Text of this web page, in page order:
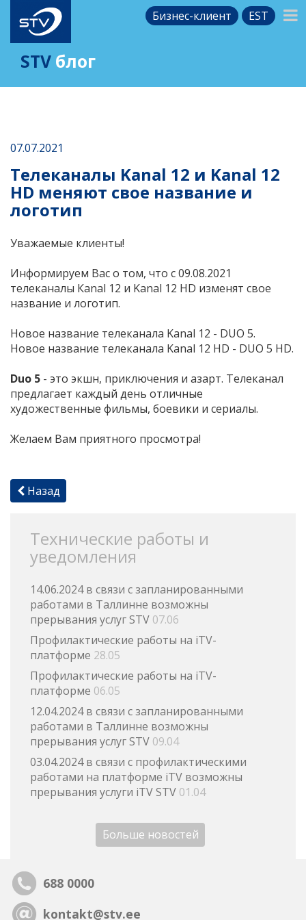
Бизнес-клиент EST
STV блог
07.07.2021
Телеканалы Kanal 12 и Kanal 12
HD меняют свое название и
логотип
Уважаемые клиенты!
Информируем Вас о том, что c 09.08.2021
телеканалы Каnal 12 и Kanal 12 HD изменят свое
название и логотип.
Новое название телеканала Kanal 12 - DUO 5.
Новое название телеканала Kanal 12 HD - DUO 5 HD.
Duo 5 - это экшн, приключения и азарт. Телеканал
предлагает каждый день отличные
художественные фильмы, боевики и сериалы.
Желаем Вам приятного просмотра!
Назад
Технические работы и
уведомления
14.06.2024 в связи с запланированными
работами в Таллинне возможны
прерывания услуг STV 07.06
Профилактические работы на iTV-
платформе 28.05
Профилактические работы на iTV-
платформе 06.05
12.04.2024 в связи с запланированными
работами в Таллинне возможны
прерывания услуг STV 09.04
03.04.2024 в связи с профилактическими
работами на платформе iTV возможны
прерывания услуги iTV STV 01.04
Больше новостей
688 0000
kontakt@stv.ee